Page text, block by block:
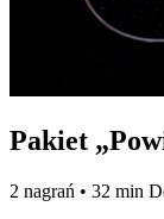
Pakiet
2 nagrań • 32 min